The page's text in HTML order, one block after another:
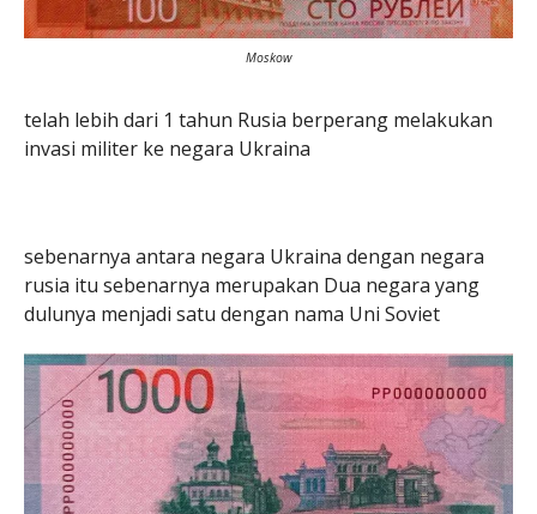
Moskow
telah lebih dari 1 tahun Rusia berperang melakukan
invasi militer ke negara Ukraina
sebenarnya antara negara Ukraina dengan negara
rusia itu sebenarnya merupakan Dua negara yang
dulunya menjadi satu dengan nama Uni Soviet